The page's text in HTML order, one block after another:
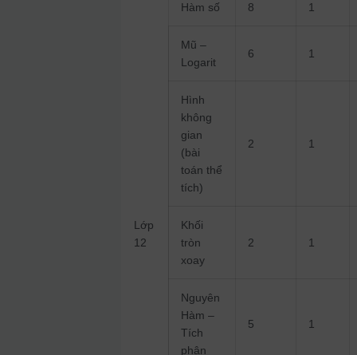
Lớp
12
Hàm số 8 1
Mũ –
Logarit
6 1
Hình
không
gian
(bài
toán thể
tích)
2 1
Khối
tròn
xoay
2 1
Nguyên
Hàm –
Tích
phân
5 1